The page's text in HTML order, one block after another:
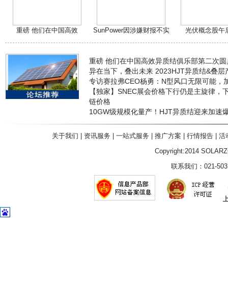
重磅 他们在中国高效 SunPower因涉嫌财报不实 光伏概念股午
重磅 他们在中国高效异质结俱乐部第二次
异在当下，叠出未来 2023HJT异质结&叠层
专访赛拉弗CEO杨勇：N型风口无限可能，
【独家】SNEC展会价格下行仍是主旋律，
链价格
10GW级规模化量产！HJT异质结迎来加速
关于我们 资讯服务 一站式服务 推广方案 行情报告| 活
Copyright:2014
联系我们：021-